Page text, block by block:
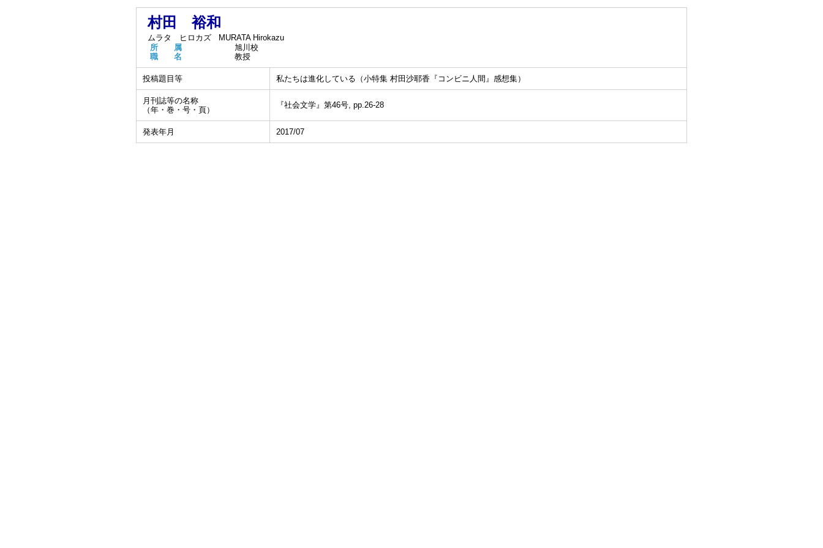
村田 裕和
ムラタ ヒロカズ
MURATA Hirokazu
所 属
旭川校
職 名
教授
投稿題目等 私たちは進化している（小特集 村田沙耶香『コンビニ人間』感想集）
月刊誌等の名称
（年・巻・号・頁）
『社会文学』第46号, pp.26-28
発表年月 2017/07